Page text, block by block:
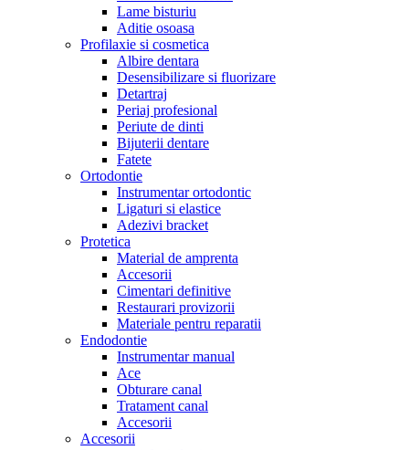
Lame bisturiu
Aditie osoasa
Profilaxie si cosmetica
Albire dentara
Desensibilizare si fluorizare
Detartraj
Periaj profesional
Periute de dinti
Bijuterii dentare
Fatete
Ortodontie
Instrumentar ortodontic
Ligaturi si elastice
Adezivi bracket
Protetica
Material de amprenta
Accesorii
Cimentari definitive
Restaurari provizorii
Materiale pentru reparatii
Endodontie
Instrumentar manual
Ace
Obturare canal
Tratament canal
Accesorii
Accesorii